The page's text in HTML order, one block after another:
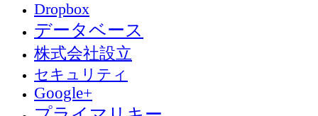
Dropbox
データベース
株式会社設立
セキュリティ
Google+